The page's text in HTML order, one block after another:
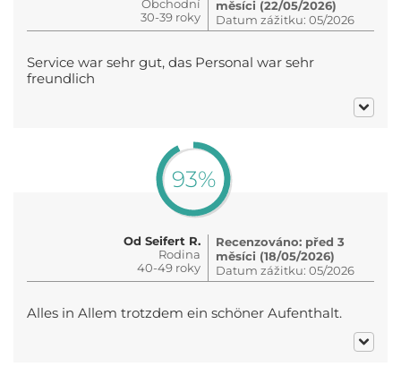
Obchodní
30-39 roky
měsíci (22/05/2026)
Datum zážitku: 05/2026
Service war sehr gut, das Personal war sehr
freundlich
93%
Od Seifert R.
Rodina
40-49 roky
Recenzováno: před 3
měsíci (18/05/2026)
Datum zážitku: 05/2026
Alles in Allem trotzdem ein schöner Aufenthalt.